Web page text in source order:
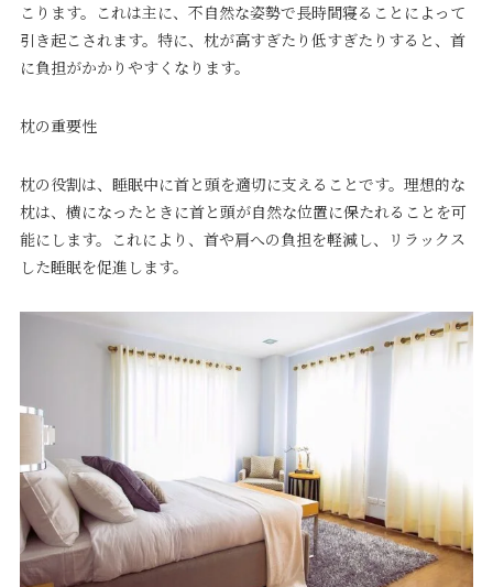
こります。これは主に、不自然な姿勢で長時間寝ることによって
引き起こされます。特に、枕が高すぎたり低すぎたりすると、首
に負担がかかりやすくなります。
枕の重要性
枕の役割は、睡眠中に首と頭を適切に支えることです。理想的な
枕は、横になったときに首と頭が自然な位置に保たれることを可
能にします。これにより、首や肩への負担を軽減し、リラックス
した睡眠を促進します。